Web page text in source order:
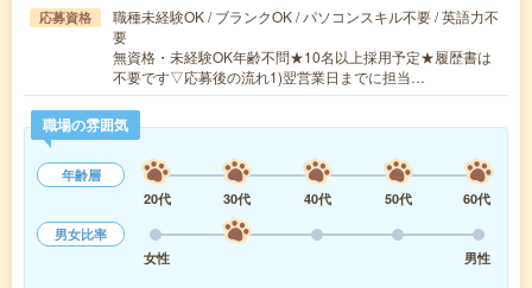
応募資格
職種未経験OK / ブランクOK / パソコンスキル不要 / 英語力不
要
無資格・未経験OK年齢不問★10名以上採用予定★履歴書は
不要です▽応募後の流れ1)翌営業日までに担当…
職場の雰囲気
年齢層
20代
30代 40代 50代
60代
男女比率
女性
男性